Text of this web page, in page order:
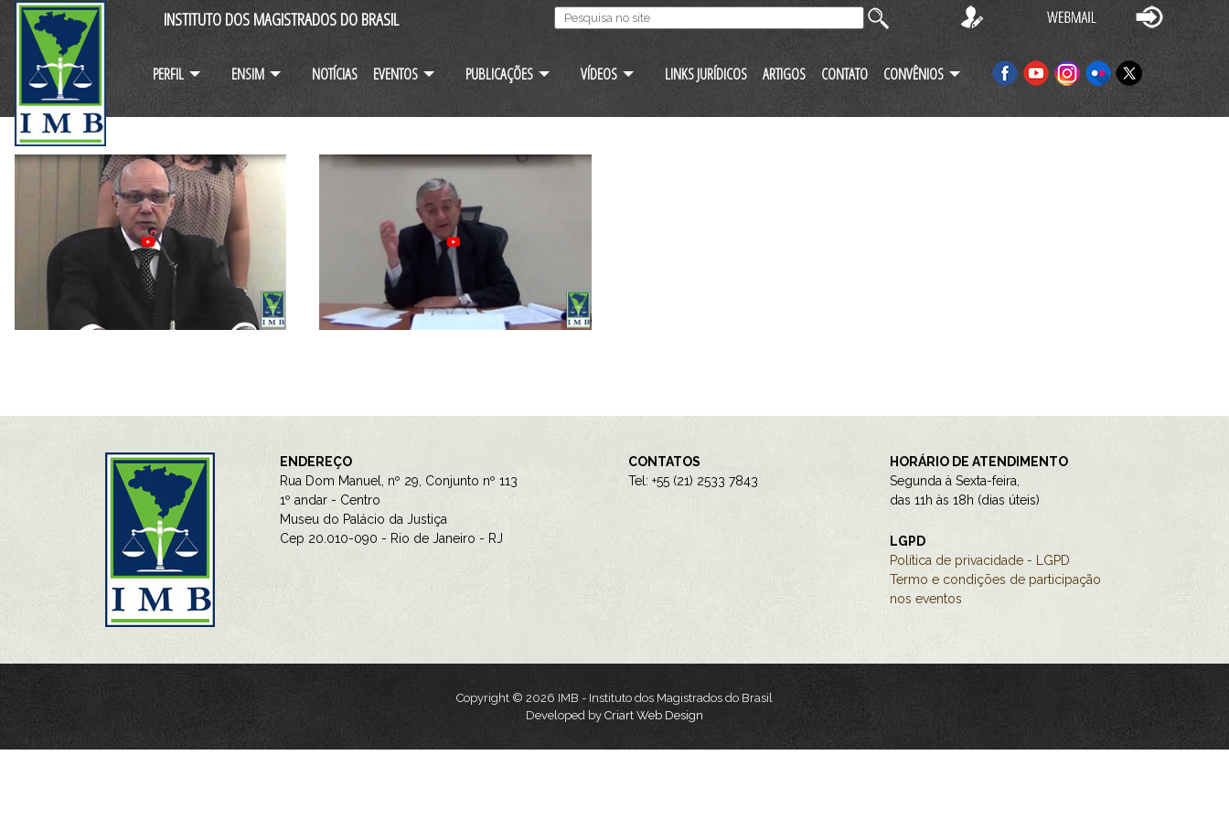
INSTITUTO DOS MAGISTRADOS DO BRASIL
PERFIL ENSIM NOTÍCIAS EVENTOS PUBLICAÇÕES VÍDEOS LINKS JURÍDICOS ARTIGOS CONTATO CONVÊNIOS
ENDEREÇO
Rua Dom Manuel, nº 29, Conjunto nº 113
1º andar - Centro
Museu do Palácio da Justiça
Cep 20.010-090 - Rio de Janeiro - RJ
CONTATOS
Tel: +55 (21) 2533 7843
HORÁRIO DE ATENDIMENTO
Segunda à Sexta-feira,
das 11h às 18h (dias úteis)
LGPD
Política de privacidade - LGPD
Termo e condições de participação
nos eventos
Copyright © 2026 IMB - Instituto dos Magistrados do Brasil
Developed by Criart Web Design